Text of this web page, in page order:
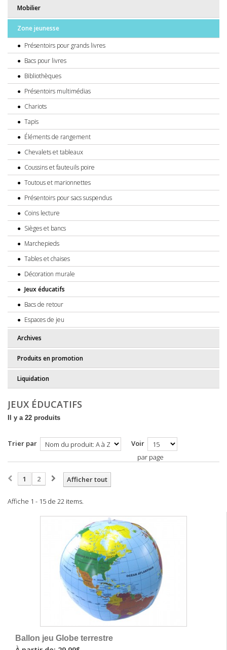
Mobilier
Zone jeunesse
Présentoirs pour grands livres
Bacs pour livres
Bibliothèques
Présentoirs multimédias
Chariots
Tapis
Éléments de rangement
Chevalets et tableaux
Coussins et fauteuils poire
Toutous et marionnettes
Présentoirs pour sacs suspendus
Coins lecture
Sièges et bancs
Marchepieds
Tables et chaises
Décoration murale
Jeux éducatifs
Bacs de retour
Espaces de jeu
Archives
Produits en promotion
Liquidation
JEUX ÉDUCATIFS
Il y a 22 produits
Trier par
Voir
par page
Afficher tout
1 2
Affiche 1 - 15 de 22 items.
Ballon jeu Globe terrestre